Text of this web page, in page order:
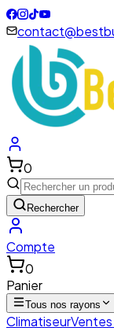
0
Rechercher
Compte
0
Panier
Tous nos rayons
ClimatiseurVentes